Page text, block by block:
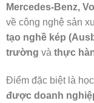
🧧
Mercedes-Benz,
về công nghệ sản
tạo nghề kép
trường và thực
Điểm đặc biệt là
được doanh